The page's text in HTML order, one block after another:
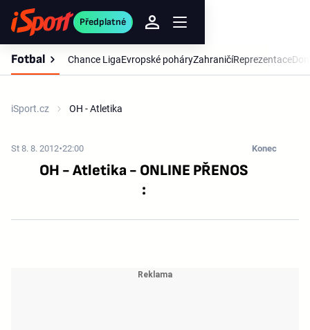
Předplatné
Fotbal Chance LigaEvropské poháryZahraničíReprezentace
iSport.cz OH - Atletika
St 8. 8. 2012 22:00 Konec
OH - Atletika - ONLINE PŘENOS
: